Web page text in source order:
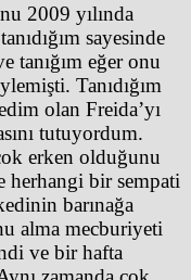
2009 yılında
sayesinde
tanığım eğer onu
Tanıdığım
olan Freida’yı
tutuyordum.
erken olduğunu
herhangi bir sempati
barınağa
alma mecburiyeti
ve bir hafta